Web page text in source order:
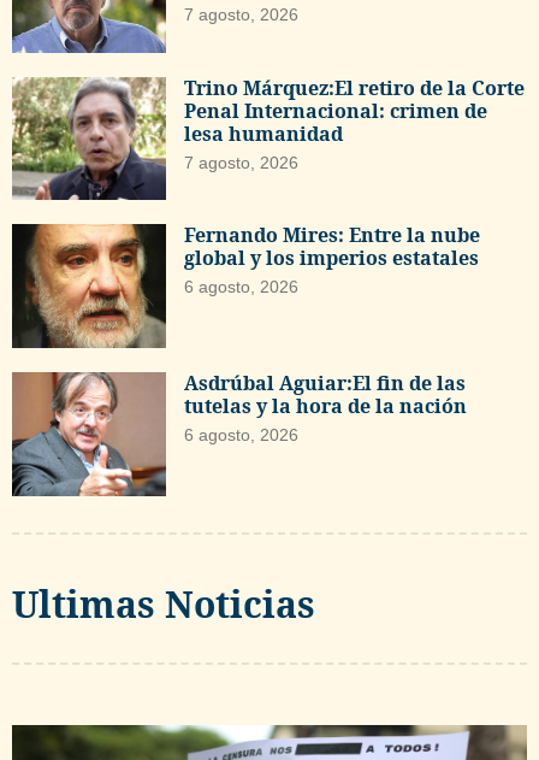
7 agosto, 2026
Trino Márquez:El retiro de la Corte
Penal Internacional: crimen de
lesa humanidad
7 agosto, 2026
Fernando Mires: Entre la nube
global y los imperios estatales
6 agosto, 2026
Asdrúbal Aguiar:El fin de las
tutelas y la hora de la nación
6 agosto, 2026
Ultimas Noticias